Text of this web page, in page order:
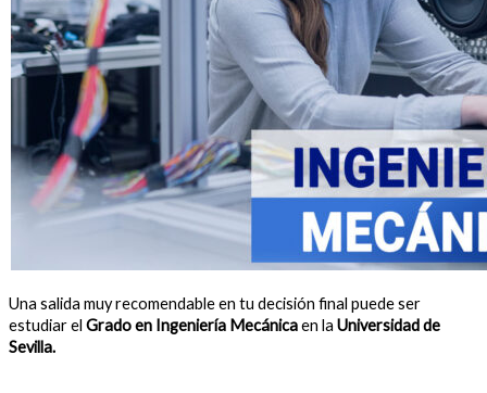
Una salida muy recomendable en tu decisión final puede ser
estudiar el Grado en Ingeniería Mecánicaen la Universidad de
Sevilla.